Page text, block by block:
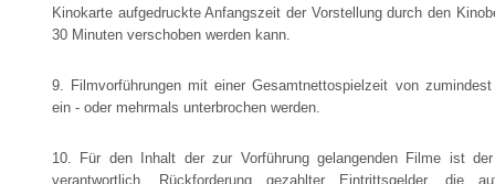
Kinokarte aufgedruckte Anfangszeit der Vorstellung durch den
30 Minuten verschoben werden kann.
9. Filmvorführungen mit einer Gesamtnettospielzeit von
ein - oder mehrmals unterbrochen werden.
10. Für den Inhalt der zur Vorführung gelangenden Filme ist
verantwortlich. Rückforderung gezahlter Eintrittsgelder, die